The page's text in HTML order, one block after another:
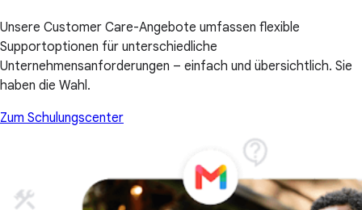
Unsere Customer Care-Angebote umfassen flexible
Supportoptionen für unterschiedliche
Unternehmensanforderungen – einfach und übersichtlich. Sie
haben die Wahl.
Zum Schulungscenter